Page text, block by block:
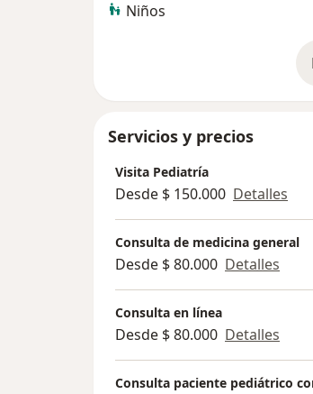
Niños
Servicios y precios
Visita Pediatría
Desde $ 150.000 Detalles
Consulta de medicina general
Desde $ 80.000 Detalles
Consulta en línea
Desde $ 80.000 Detalles
Consulta paciente pediátrico